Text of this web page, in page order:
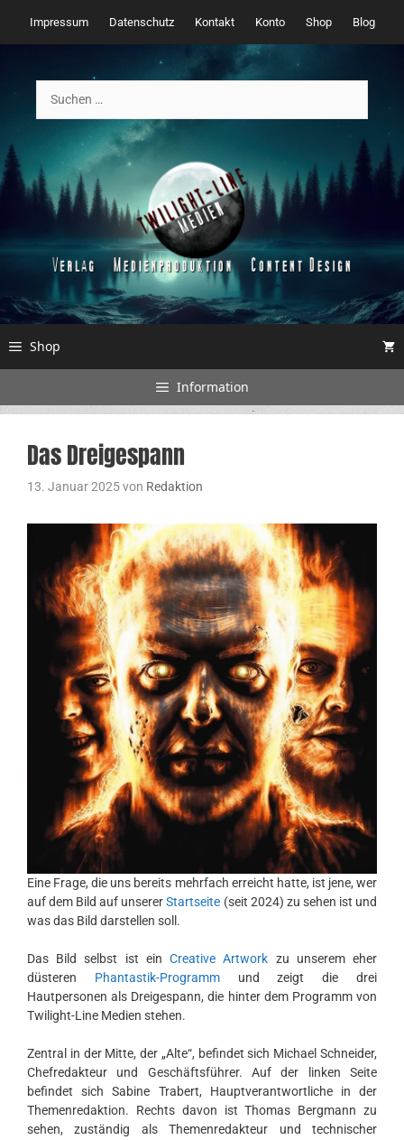
Inhalt
springen
Impressum Datenschutz Kontakt Konto Shop Blog
nach:
Shop
Information
Das Dreigespann
13. Januar 2025von Redaktion
Eine Frage, die uns bereits mehrfach erreicht hatte, ist jene, wer
auf dem Bild auf unsererStartseite (seit 2024) zu sehen ist und
was das Bild darstellen soll.
Das Bild selbst ist einCreative Artwork zu unserem eher
düsteren Phantastik-Programmund zeigt die drei
Hautpersonen als Dreigespann, die hinter dem Programm von
Twilight-Line Medien stehen.
Zentral in der Mitte, der „Alte“, befindet sich Michael Schneider,
Chefredakteur und Geschäftsführer. Auf der linken Seite
befindet sich Sabine Trabert, Hauptverantwortliche in der
Themenredaktion. Rechts davon ist Thomas Bergmann zu
sehen, zuständig als Themenredakteur und technischer